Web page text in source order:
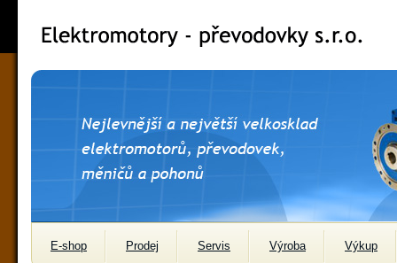
E-shop Prodej Servis Výroba Výkup